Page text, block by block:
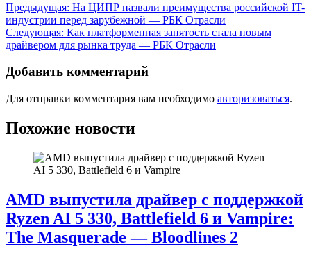
Предыдущая: На ЦИПР назвали преимущества российской IT-
индустрии перед зарубежной — РБК Отрасли
Следующая: Как платформенная занятость стала новым
драйвером для рынка труда — РБК Отрасли
Добавить комментарий
Для отправки комментария вам необходимо авторизоваться.
Похожие новости
AMD выпустила драйвер с поддержкой
Ryzen AI 5 330, Battlefield 6 и Vampire:
The Masquerade — Bloodlines 2